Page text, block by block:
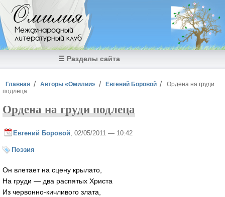
Перейти к основному содержанию
Омилия
Международный
литературный клуб
☰ Разделы сайта
Вы здесь
Главная Авторы «Омилии» Евгений Боровой
Ордена на груди
подлеца
Ордена на груди подлеца
Евгений Боровой , 02/05/2011 — 10:42
Поэзия
Он влетает на сцену крылато,
На груди — два распятых Христа
Из червонно-кичливого злата,